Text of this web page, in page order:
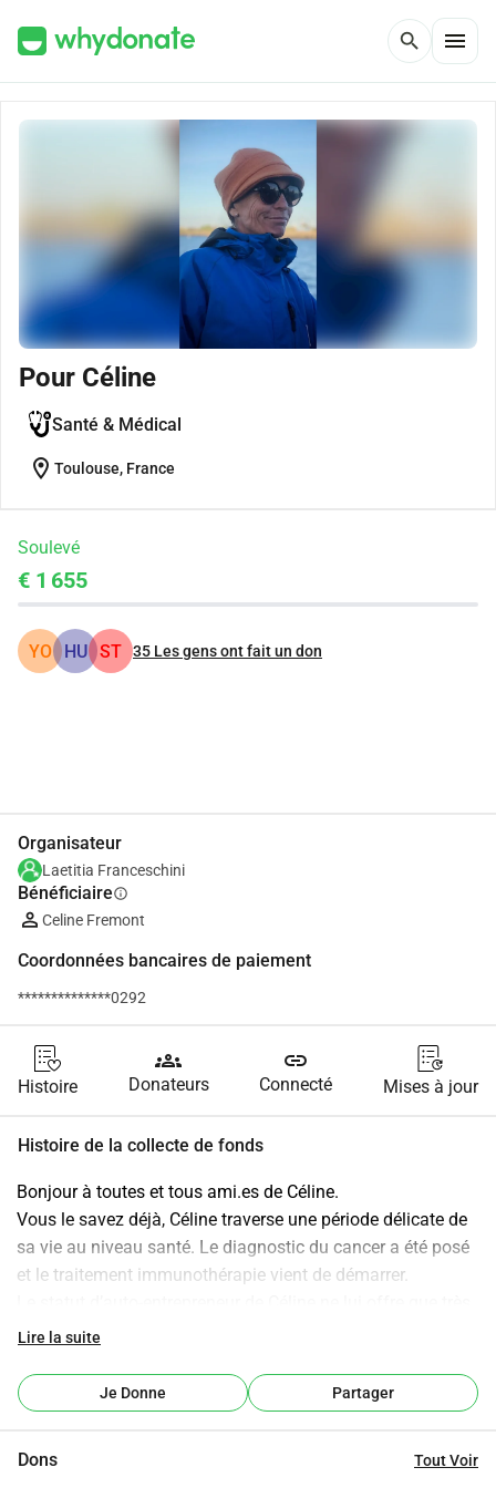
search menu
Pour Céline
Santé & Médical
location_on Toulouse, France
Soulevé
€ 1 655
YO HU ST 35 Les gens ont fait un don
Organisateur
Laetitia Franceschini
Bénéficiaireinfo
Celine Fremont
Coordonnées bancaires de paiement
**************0292
Histoire
groups
Donateurs
link
Connecté Mises à jour
Histoire de la collecte de fonds
Bonjour à toutes et tous ami.es de Céline.
Vous le savez déjà, Céline traverse une période délicate de
sa vie au niveau santé. Le diagnostic du cancer a été posé
et le traitement immunothérapie vient de démarrer.
peu de couverture sociale et des indemnités journalières
En plus des traitements allopathiques et pour mettre toutes
les chances de son côté , Céline est suivie en Osteo,
n’est pas remboursé par la secu :(
Lire la suite
Je Donne Partager
Dons Tout Voir